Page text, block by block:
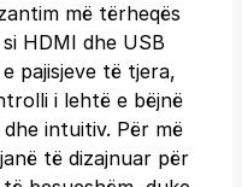
më tërheqës
HDMI dhe USB
pajisjeve të tjera,
i lehtë e bëjnë
intuitiv. Për më
të dizajnuar për